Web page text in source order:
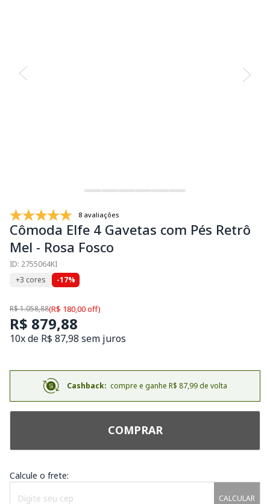
8 avaliações
Cômoda Elfe 4 Gavetas com Pés Retrô
Mel - Rosa Fosco
ID: 2755064KI
+3 cores
-17%
R$ 1.058,88(R$ 180,00 off)
R$ 879,88
10x de R$ 87,98 sem juros
Cashback: compre e ganhe R$ 87,99 de volta
COMPRAR
Calcule o frete:
CALCULAR